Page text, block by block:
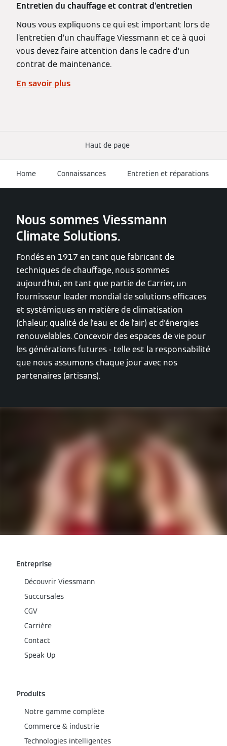
Entretien du chauffage et contrat d’entretien
Nous vous expliquons ce qui est important lors de
l’entretien d’un chauffage Viessmann et ce à quoi
vous devez faire attention dans le cadre d’un
contrat de maintenance.
En savoir plus
Haut de page
Home Connaissances Entretien et réparations
Nous sommes Viessmann
Climate Solutions.
Fondés en 1917 en tant que fabricant de
techniques de chauffage, nous sommes
aujourd'hui, en tant que partie de Carrier, un
fournisseur leader mondial de solutions efficaces
et systémiques en matière de climatisation
(chaleur, qualité de l'eau et de l'air) et d'énergies
renouvelables. Concevoir des espaces de vie pour
les générations futures - telle est la responsabilité
que nous assumons chaque jour avec nos
partenaires (artisans).
Entreprise
Découvrir Viessmann
Succursales
CGV
Carrière
Contact
Speak Up
Produits
Notre gamme complète
Commerce & industrie
Technologies intelligentes